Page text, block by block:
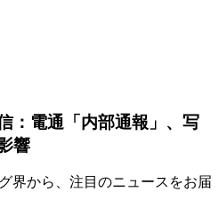
：電通「内部通報」、写
響
界から、注目のニュースをお届